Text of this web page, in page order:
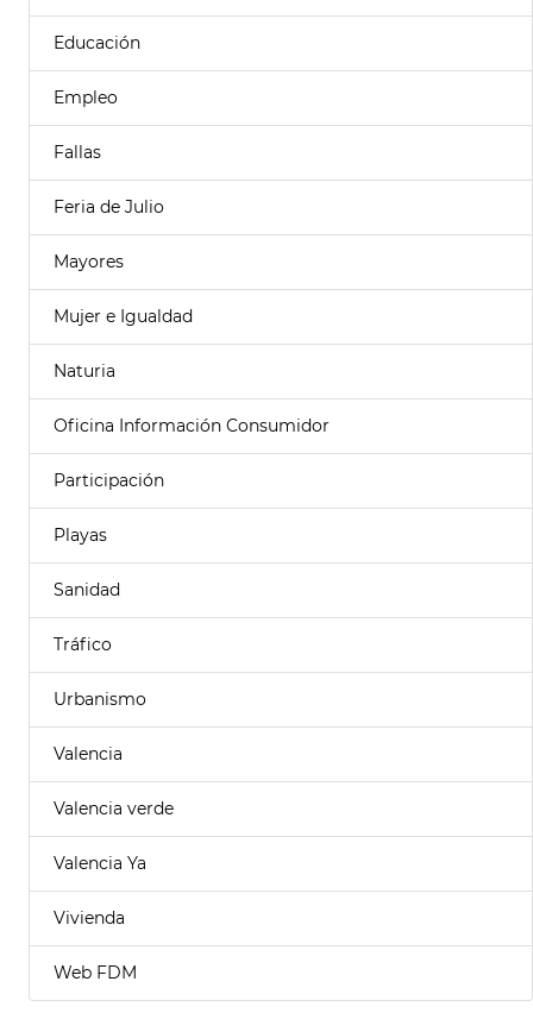
Educación
Empleo
Fallas
Feria de Julio
Mayores
Mujer e Igualdad
Naturia
Oficina Información Consumidor
Participación
Playas
Sanidad
Tráfico
Urbanismo
Valencia
Valencia verde
Valencia Ya
Vivienda
Web FDM